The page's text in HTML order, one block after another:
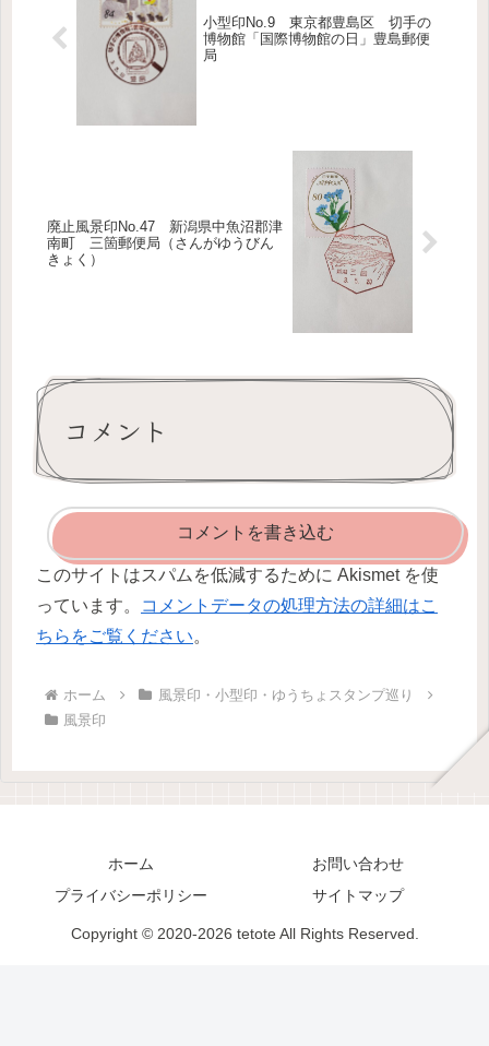
小型印No.9 東京都豊島区 切手の
博物館「国際博物館の日」豊島郵便
局
廃止風景印No.47 新潟県中魚沼郡津
南町 三箇郵便局（さんがゆうびん
きょく）
コメント
コメントを書き込む
このサイトはスパムを低減するために Akismet を使
っています。
コメントデータの処理方法の詳細はこ
ちらをご覧ください。
ホーム
風景印・小型印・ゆうちょスタンプ巡り
風景印
ホーム
お問い合わせ
プライバシーポリシー
サイトマップ
Copyright © 2020-2026 tetote All Rights Reserved.